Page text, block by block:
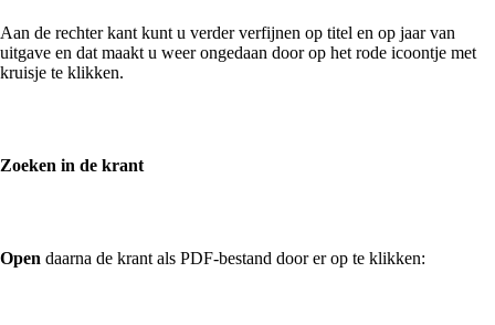
Aan de rechter kant kunt u verder verfijnen op titel en op jaar van
uitgave en dat maakt u weer ongedaan door op het rode icoontje met
kruisje te klikken.
Zoeken in de krant
Open daarna de krant als PDF-bestand door er op te klikken: